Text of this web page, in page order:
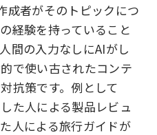
成者がそのトピックにつ
経験を持っていること
間の入力なしにAIがし
で使い古されたコンテ
抗策です。例として
た人による製品レビュ
人による旅行ガイドが